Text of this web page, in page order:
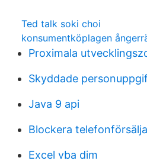
Ted talk soki choi
konsumentköplagen
Proximala
Skyddade
Java 9 api
Blockera
Excel vba dim